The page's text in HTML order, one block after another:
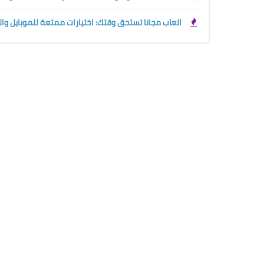
العاب مجانا تستحق وقتك: اختيارات ممتعة للموبايل